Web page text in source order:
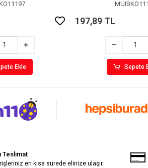
Ekle
197,89 TL
Sepete
Teslimat
en kısa sürede elinize ulaşır.